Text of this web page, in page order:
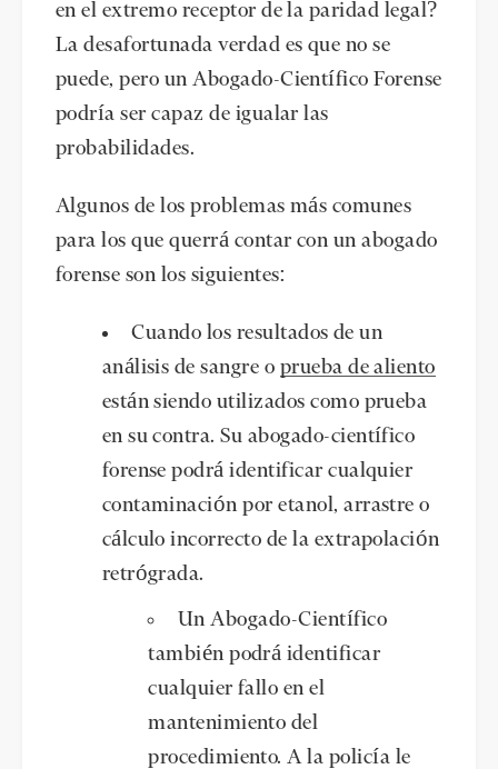
en el extremo receptor de la paridad legal?
La desafortunada verdad es que no se
puede, pero un Abogado-Científico Forense
podría ser capaz de igualar las
probabilidades.
Algunos de los problemas más comunes
para los que querrá contar con un abogado
forense son los siguientes:
Cuando los resultados de un
análisis de sangre o prueba de aliento
están siendo utilizados como prueba
en su contra. Su abogado-científico
forense podrá identificar cualquier
contaminación por etanol, arrastre o
cálculo incorrecto de la extrapolación
retrógrada.
Un Abogado-Científico
también podrá identificar
cualquier fallo en el
mantenimiento del
procedimiento. A la policía le